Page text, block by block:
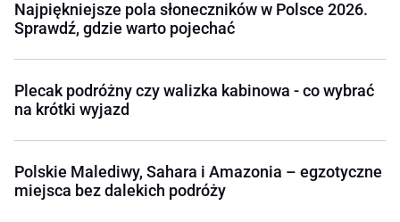
Najpiękniejsze pola słoneczników w Polsce 2026.
Sprawdź, gdzie warto pojechać
Plecak podróżny czy walizka kabinowa - co wybrać
na krótki wyjazd
Polskie Malediwy, Sahara i Amazonia – egzotyczne
miejsca bez dalekich podróży